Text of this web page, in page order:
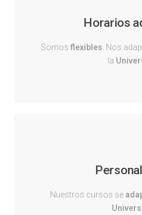
Horarios
Somos flexibles. Nos
la
Nuestros cursos se